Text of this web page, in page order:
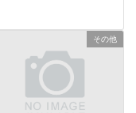
その他